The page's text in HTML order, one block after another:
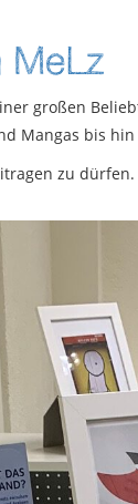
MeLz
großen
Mangas bis
zu dürfen.